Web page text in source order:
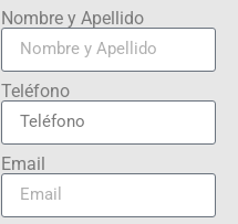
Nombre y Apellido
Teléfono
Email